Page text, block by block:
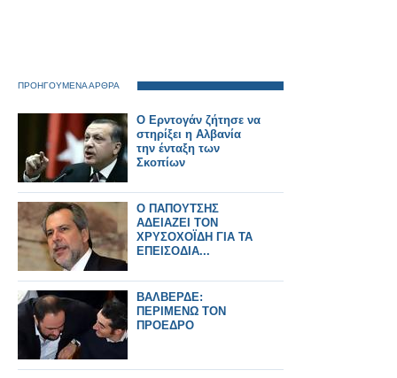
ΠΡΟΗΓΟΥΜΕΝΑ ΑΡΘΡΑ
Ο Ερντογάν ζήτησε να
στηρίξει η Αλβανία
την ένταξη των
Σκοπίων
Ο ΠΑΠΟΥΤΣΗΣ
ΑΔΕΙΑΖΕΙ ΤΟΝ
ΧΡΥΣΟΧΟΪΔΗ ΓΙΑ ΤΑ
ΕΠΕΙΣΟΔΙΑ...
ΒΑΛΒΕΡΔΕ:
ΠΕΡΙΜΕΝΩ ΤΟΝ
ΠΡΟΕΔΡΟ